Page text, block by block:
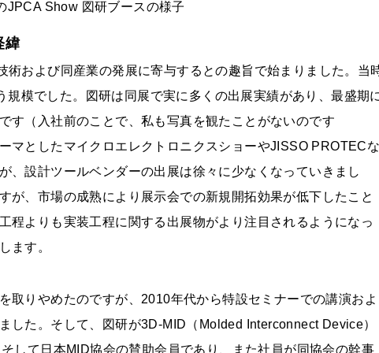
JPCA Show 図研ブースの様子
緯
および同産業の発展に寄与するとの趣旨で始まりました。当
模でした。図研は同展で実に多くの出展実績があり、最盛期
す（入社前のことで、私も写真を観たことがないのです
マとしたマイクロエレクトロニクスショーやJISSO PROTECな
、設計ツールベンダーの出展は徐々に少なくなっていきまし
が、市場の成熟により展示会での新規開拓効果が低下したこと
程よりも実装工程に関する出展物がより注目されるようになっ
ます。
取りやめたのですが、2010年代から特設セミナーでの講演およ
した。そして、図研が3D-MID（Molded Interconnect Device）
して日本MID協会の賛助会員であり、また社員が同協会の幹事